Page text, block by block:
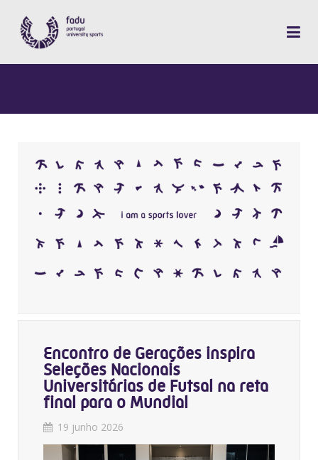
Encontro de Gerações inspira
Seleções Nacionais
Universitárias de Futsal na reta
final para o Mundial
19 junho 2026